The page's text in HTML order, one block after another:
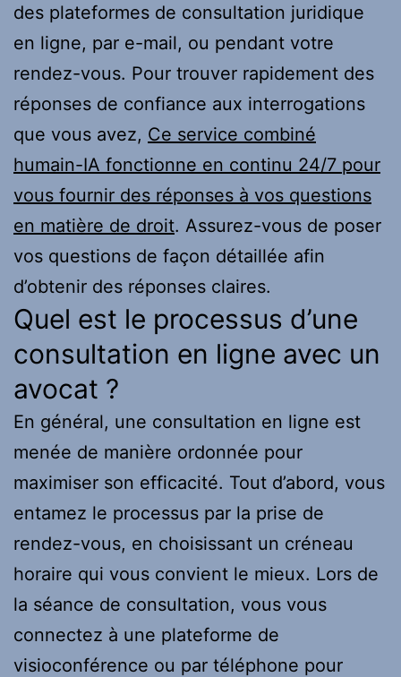
des plateformes de consultation juridique
en ligne, par e-mail, ou pendant votre
rendez-vous. Pour trouver rapidement des
réponses de confiance aux interrogations
que vous avez, Ce service combiné
humain-IA fonctionne en continu 24/7 pour
vous fournir des réponses à vos questions
en matière de droit. Assurez-vous de poser
vos questions de façon détaillée afin
d’obtenir des réponses claires.
Quel est le processus d’une
consultation en ligne avec un
avocat ?
En général, une consultation en ligne est
menée de manière ordonnée pour
maximiser son efficacité. Tout d’abord, vous
entamez le processus par la prise de
rendez-vous, en choisissant un créneau
horaire qui vous convient le mieux. Lors de
la séance de consultation, vous vous
connectez à une plateforme de
visioconférence ou par téléphone pour